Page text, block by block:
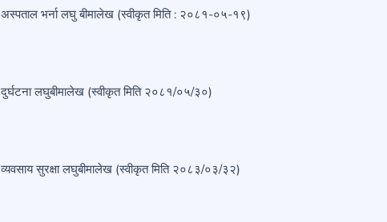
अस्पताल भर्ना लघु बीमालेख (स्वीकृत मिति : २०८१-०५-१९)
दुर्घटना लघुबीमालेख (स्वीकृत मिति २०८१/०५/३०)
व्यवसाय सुरक्षा लघुबीमालेख (स्वीकृत मिति २०८३/०३/३२)